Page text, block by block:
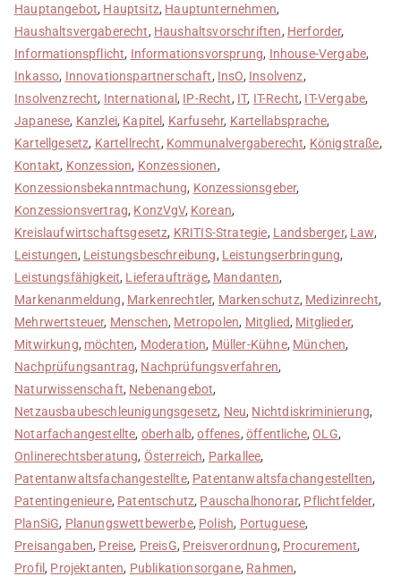
Hauptangebot, Hauptsitz, Hauptunternehmen,
Haushaltsvergaberecht, Haushaltsvorschriften, Herforder,
Informationspflicht, Informationsvorsprung, Inhouse-Vergabe,
Inkasso, Innovationspartnerschaft, InsO, Insolvenz,
Insolvenzrecht, International , IP-Recht, IT, IT-Recht, IT-Vergabe,
Japanese, Kanzlei, Kapitel, Karfusehr, Kartellabsprache,
Kartellgesetz, Kartellrecht, Kommunalvergaberecht, Königstraße,
Kontakt, Konzession, Konzessionen,
Konzessionsbekanntmachung, Konzessionsgeber,
Konzessionsvertrag, KonzVgV, Korean,
Kreislaufwirtschaftsgesetz, KRITIS-Strategie, Landsberger, Law,
Leistungen, Leistungsbeschreibung, Leistungserbringung,
Leistungsfähigkeit, Lieferaufträge, Mandanten,
Markenanmeldung, Markenrechtler, Markenschutz, Medizinrecht,
Mehrwertsteuer, Menschen, Metropolen, Mitglied, Mitglieder,
Mitwirkung, möchten, Moderation, Müller-Kühne, München,
Nachprüfungsantrag, Nachprüfungsverfahren,
Naturwissenschaft, Nebenangebot,
Netzausbaubeschleunigungsgesetz, Neu, Nichtdiskriminierung,
Notarfachangestellte, oberhalb,offenes,öffentliche,OLG,
Onlinerechtsberatung, Österreich, Parkallee,
Patentanwaltsfachangestellte, Patentanwaltsfachangestellten,
Patentingenieure, Patentschutz, Pauschalhonorar, Pflichtfelder,
PlanSiG, Planungswettbewerbe, Polish, Portuguese,
Preisangaben, Preise, PreisG, Preisverordnung, Procurement,
Profil, Projektanten, Publikationsorgane, Rahmen,